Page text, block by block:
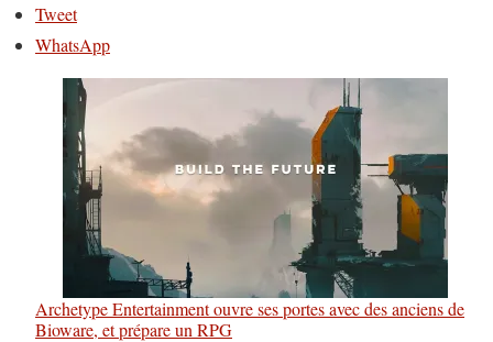
Tweet
WhatsApp
Archetype Entertainment ouvre ses portes avec des anciens de
Bioware, et prépare un RPG